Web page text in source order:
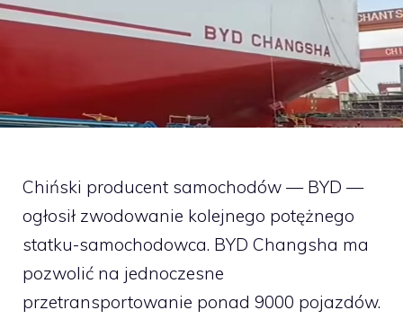
Chiński producent samochodów — BYD —
ogłosił zwodowanie kolejnego potężnego
statku-samochodowca. BYD Changsha ma
pozwolić na jednoczesne
przetransportowanie ponad 9000 pojazdów.